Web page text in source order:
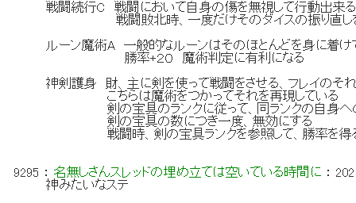
戦闘続行C 戦闘において自身の傷を無視して行動出来
戦闘敗北時、一度だけそのダイスの振り直し
ルーン魔術A 一般的なルーンはそのほとんどを身に着け
勝率+２０ 魔術判定に有利になる
神剣護身 財、主に剣を使って戦闘をさせる、フレイのそ
こちらは魔術をつかってそれを再現している
剣の宝具のランクに従って、同ランクの自身への
剣の宝具の数につき一度、無効にする
戦闘時、剣の宝具ランクを参照して、勝率を得る（
9295 ：名無しさんスレッドの埋め立ては空いている時間に ：
神みたいなステ